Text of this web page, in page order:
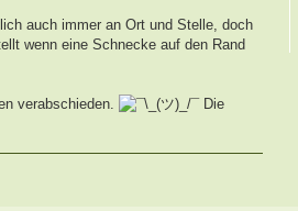
auch immer an Ort und Stelle, doch
wenn eine Schnecke auf den Rand
verabschieden.
Die